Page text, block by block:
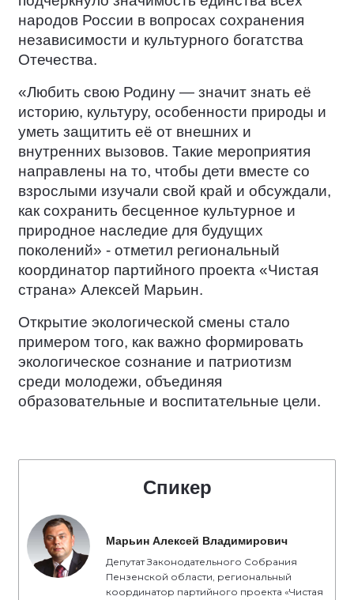
народов России в вопросах сохранения
независимости и культурного богатства
Отечества.
«Любить свою Родину — значит знать её
историю, культуру, особенности природы и
уметь защитить её от внешних и
внутренних вызовов. Такие мероприятия
направлены на то, чтобы дети вместе со
взрослыми изучали свой край и обсуждали,
как сохранить бесценное культурное и
природное наследие для будущих
поколений» - отметил региональный
координатор партийного проекта «Чистая
страна» Алексей Марьин.
Открытие экологической смены стало
примером того, как важно формировать
экологическое сознание и патриотизм
среди молодежи, объединяя
образовательные и воспитательные цели.
Спикер
Марьин Алексей Владимирович
Депутат Законодательного Собрания
Пензенской области, региональный
координатор партийного проекта «Чистая